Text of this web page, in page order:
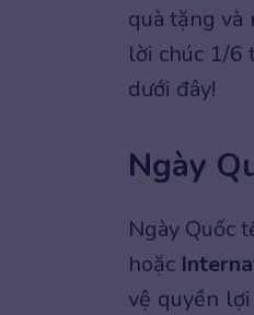
quà tặng và
lời chúc 1/6
dưới đây!
Ngày
Ngày Quốc
hoặc
vệ quyền